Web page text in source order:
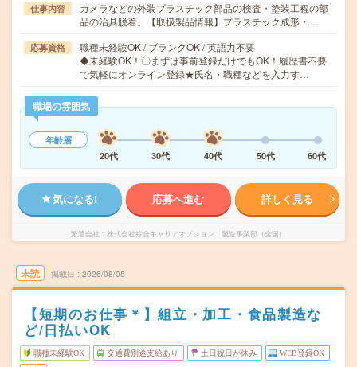
仕事内容
カメラなどの外装プラスチック部品の検査・塗装工程の部
品の治具脱着。【取扱製品情報】プラスチック成形・…
応募資格
職種未経験OK / ブランクOK / 英語力不要
◆未経験OK！〇まずは事前登録だけでもOK！履歴書不要
で気軽にオンライン登録★氏名・職種などを入力す…
職場の雰囲気
年齢層
20代
30代 40代 50代 60代
気になる! 応募へ進む 詳しく見る
派遣会社 株式会社綜合キャリアオプション 製造事業部（全国）
未読 掲載日 2026/08/05
【短期のお仕事＊】組立・加工・食品製造な
ど/日払いOK
職種未経験OK 交通費別途支給あり 土日祝日が休み WEB登録OK